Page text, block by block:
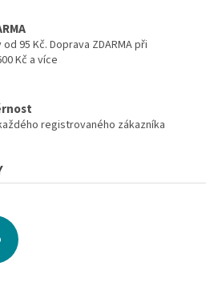
95 Kč. Doprava ZDARMA při
Kč a více
registrovaného zákazníka